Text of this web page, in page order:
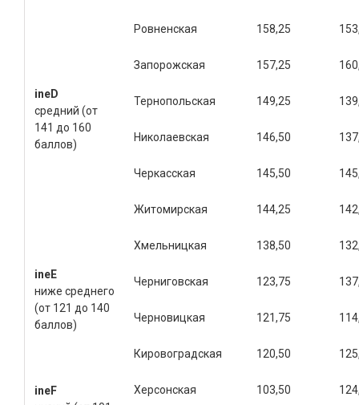
ineD
средний (от
141 до 160
баллов)
Ровненская 158,25
Запорожская 157,25
Тернопольская 149,25
Николаевская 146,50
Черкасская 145,50
Житомирская 144,25
ineE
ниже среднего
(от 121 до 140
баллов)
Хмельницкая 138,50
Черниговская 123,75
Черновицкая 121,75
Кировоградская 120,50
ineF
Херсонская 103,50